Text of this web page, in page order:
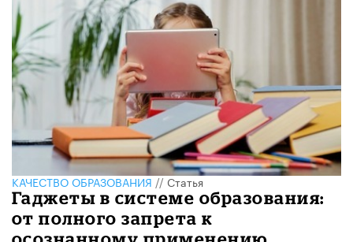
КАЧЕСТВО ОБРАЗОВАНИЯ//Статья
Гаджеты в системе образования:
от полного запрета к